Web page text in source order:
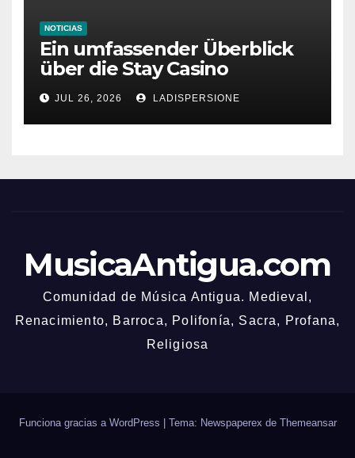
NOTICIAS
Ein umfassender Überblick
über die Stay Casino
Bonusbedingungen
JUL 26, 2026 LADISPERSIONE
MusicaAntigua.com
Comunidad de Música Antigua. Medieval,
Renacimiento, Barroca, Polifonía, Sacra, Profana,
Religiosa
Funciona gracias a WordPress | Tema: Newspaperex de Themeansar